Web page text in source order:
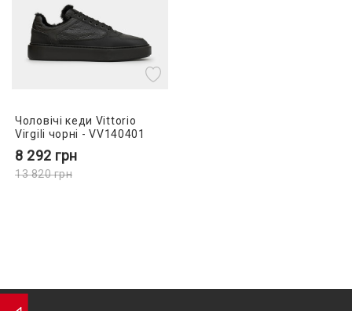
Чоловічі кеди Vittorio
Virgili чорні - VV140401
8 292 грн
13 820грн